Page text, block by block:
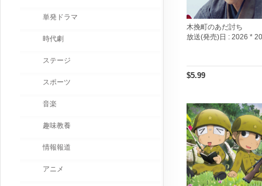
木挽町のあだ討ち
放送(発売)日 : 2026 *
$5.99
単発ドラマ
時代劇
ステージ
スポーツ
音楽
趣味教養
情報報道
アニメ